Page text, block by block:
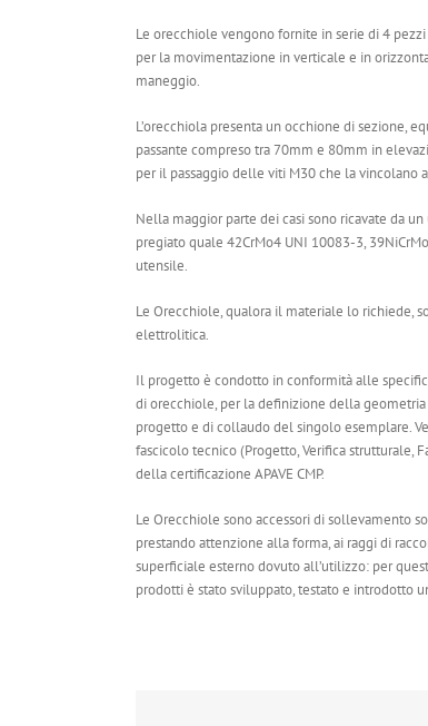
Le orecchiole vengono fornite in serie di 4
per la movimentazione in verticale e in
maneggio.
L’orecchiola presenta un occhione di sezione,
passante compreso tra 70mm e 80mm in
per il passaggio delle viti M30 che la
Nella maggior parte dei casi sono ricavate da
pregiato quale 42CrMo4 UNI 10083-3,
utensile.
Le Orecchiole, qualora il materiale lo richiede,
elettrolitica.
Il progetto è condotto in conformità alle
di orecchiole, per la definizione della
progetto e di collaudo del singolo esemplare.
fascicolo tecnico (Progetto, Verifica strutturale,
della certificazione APAVE CMP.
Le Orecchiole sono accessori di sollevamento
prestando attenzione alla forma, ai raggi di
superficiale esterno dovuto all’utilizzo: per
prodotti è stato sviluppato, testato e introdotto